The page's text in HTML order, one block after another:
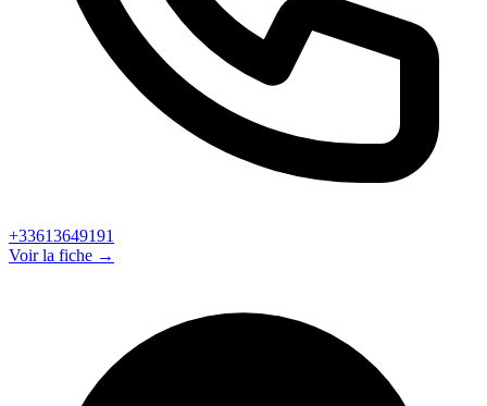
+33613649191
Voir la fiche →